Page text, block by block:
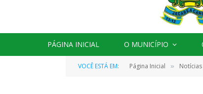
PÁGINA INICIAL O MUNICÍPIO
VOCÊ ESTÁ EM: Página Inicial » Notícias